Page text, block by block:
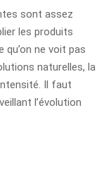
sont assez
les produits
ne voit pas
naturelles, la
Il faut
l’évolution